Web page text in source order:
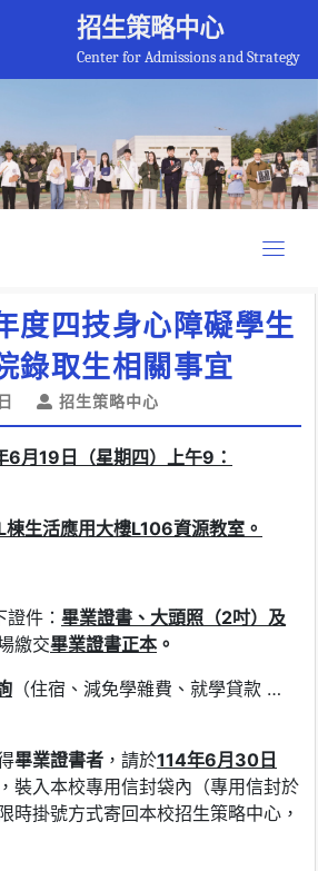
招生策略中心
Center for Admissions and Strategy
度四技身心障礙學生
錄取生相關事宜
招生策略中心
6月19 日（星期四） 上午9 ：
棟生活應用大樓L106資源教室 。
件： 畢業證書、大頭照（2吋）及
繳交畢業證書正本 。
（住宿、減免學雜費、就學貸款 …
畢業證書者 ，請於114年6月30日
裝入本校專用信封袋內（專用信封於
時掛號方式寄回本校招生策略中心，